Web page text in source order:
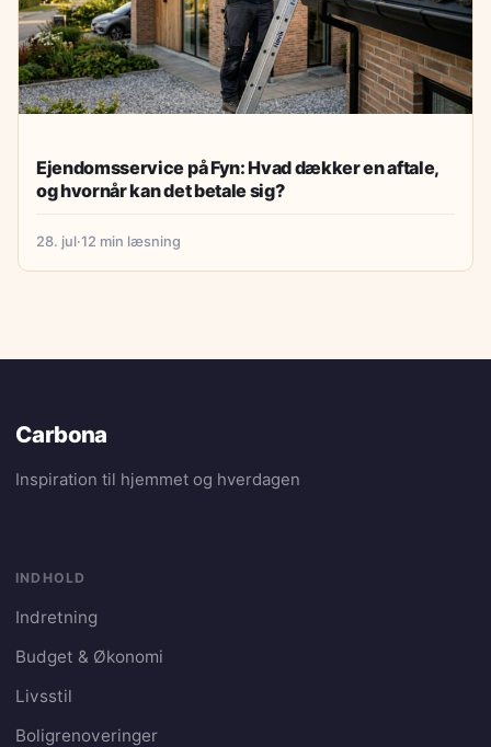
Ejendomsservice på Fyn: Hvad dækker en aftale,
og hvornår kan det betale sig?
28. jul·12 min læsning
Carbona
Inspiration til hjemmet og hverdagen
INDHOLD
Indretning
Budget & Økonomi
Livsstil
Boligrenoveringer